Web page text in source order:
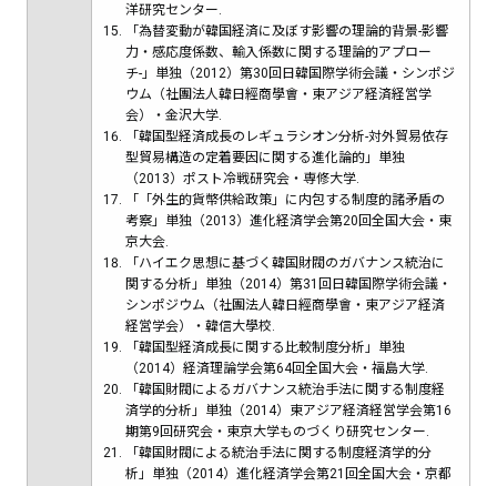
洋研究センター.
「為替変動が韓国経済に及ぼす影響の理論的背景-影響
力・感応度係数、輸入係数に関する理論的アプロー
チ-」単独（2012）第30回日韓国際学術会議・シンポジ
ウム（社團法人韓日經商學會・東アジア経済経営学
会）・金沢大学.
「韓国型経済成長のレギュラシオン分析-対外貿易依存
型貿易構造の定着要因に関する進化論的」単独
（2013）ポスト冷戦研究会・専修大学.
「「外生的貨幣供給政策」に内包する制度的諸矛盾の
考察」単独（2013）進化経済学会第20回全国大会・東
京大会.
「ハイエク思想に基づく韓国財閥のガバナンス統治に
関する分析」単独（2014）第31回日韓国際学術会議・
シンポジウム（社團法人韓日經商學會・東アジア経済
経営学会）・韓信大學校.
「韓国型経済成長に関する比較制度分析」単独
（2014）経済理論学会第64回全国大会・福島大学.
「韓国財閥によるガバナンス統治手法に関する制度経
済学的分析」単独（2014）東アジア経済経営学会第16
期第9回研究会・東京大学ものづくり研究センター.
「韓国財閥による統治手法に関する制度経済学的分
析」単独（2014）進化経済学会第21回全国大会・京都